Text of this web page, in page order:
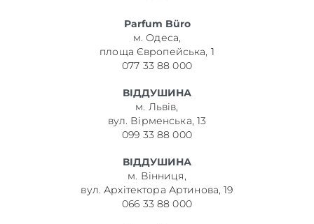
Parfum Büro
м. Одеса,
площа Європейська, 1
077 33 88 000
ВІДДУШИНА
м. Львів,
вул. Вірменська, 13
099 33 88 000
ВІДДУШИНА
м. Вінниця,
вул. Архітектора Артинова, 19
066 33 88 000